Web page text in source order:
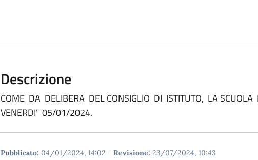
Descrizione
COME DA DELIBERA DEL CONSIGLIO DI ISTITUTO, LA SCUOLA
VENERDI’ 05/01/2024.
Pubblicato: 04/01/2024, 14:02 - Revisione: 23/07/2024, 10:43